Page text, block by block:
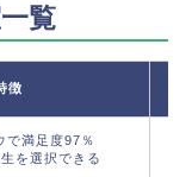
覧
徴
で満足度97％
を選択できる